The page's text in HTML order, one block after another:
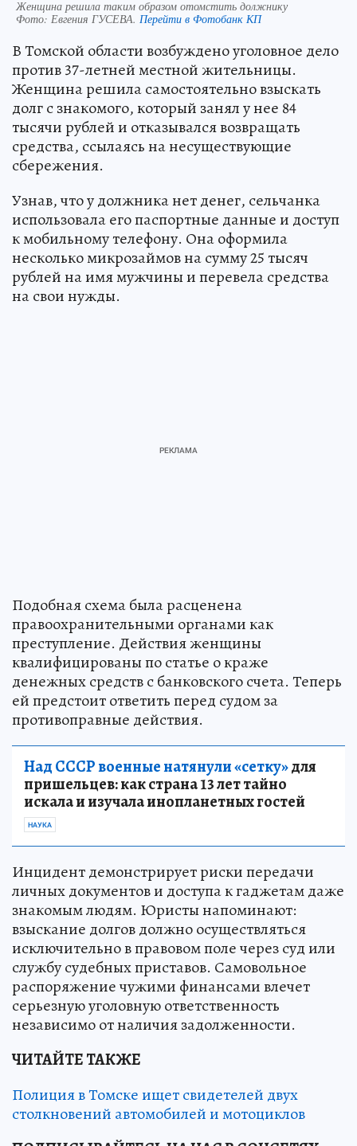
Женщина решила таким образом отомстить должнику
Фото: Евгения ГУСЕВА. Перейти в Фотобанк КП
В Томской области возбуждено уголовное дело
против 37-летней местной жительницы.
Женщина решила самостоятельно взыскать
долг с знакомого, который занял у нее 84
тысячи рублей и отказывался возвращать
средства, ссылаясь на несуществующие
сбережения.
Узнав, что у должника нет денег, сельчанка
использовала его паспортные данные и доступ
к мобильному телефону. Она оформила
несколько микрозаймов на сумму 25 тысяч
рублей на имя мужчины и перевела средства
на свои нужды.
Подобная схема была расценена
правоохранительными органами как
преступление. Действия женщины
квалифицированы по статье о краже
денежных средств с банковского счета. Теперь
ей предстоит ответить перед судом за
противоправные действия.
Над СССР военные натянули «сетку»для
пришельцев: как страна 13 лет тайно
искала и изучала инопланетных гостей
НАУКА
Инцидент демонстрирует риски передачи
личных документов и доступа к гаджетам даже
знакомым людям. Юристы напоминают:
взыскание долгов должно осуществляться
исключительно в правовом поле через суд или
службу судебных приставов. Самовольное
распоряжение чужими финансами влечет
серьезную уголовную ответственность
независимо от наличия задолженности.
ЧИТАЙТЕ ТАКЖЕ
Полиция в Томске ищет свидетелей двух
столкновений автомобилей и мотоциклов